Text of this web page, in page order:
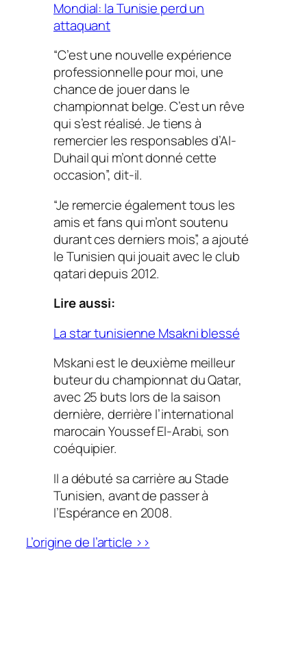
Mondial: la Tunisie perd un
attaquant
“C’est une nouvelle expérience
professionnelle pour moi, une
chance de jouer dans le
championnat belge. C’est un rêve
qui s’est réalisé. Je tiens à
remercier les responsables d’Al-
Duhail qui m’ont donné cette
occasion”, dit-il.
“Je remercie également tous les
amis et fans qui m’ont soutenu
durant ces derniers mois”, a ajouté
le Tunisien qui jouait avec le club
qatari depuis 2012.
Lire aussi:
La star tunisienne Msakni blessé
Mskani est le deuxième meilleur
buteur du championnat du Qatar,
avec 25 buts lors de la saison
dernière, derrière l’international
marocain Youssef El-Arabi, son
coéquipier.
Il a débuté sa carrière au Stade
Tunisien, avant de passer à
l’Espérance en 2008.
L’origine de l’article >>